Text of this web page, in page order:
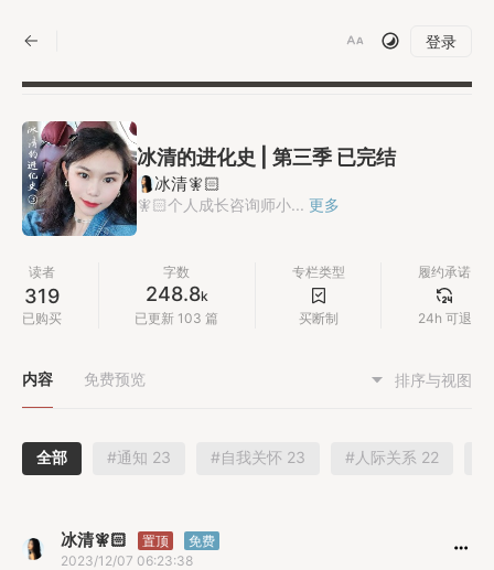
登录
冰清的进化史 | 第三季 已完结
冰清🧚🏻
🧚🏻个人成长咨询师小... 更多
读者
319
已购买
字数
248.8k
已更新 103 篇
专栏类型
买断制
履约承诺
24h 可退
内容 免费预览 排序与视图
全部 #通知 23 #自我关怀 23 #人际关系 22
冰清🧚🏻 置顶
免费
2023/12/07 06:23:38